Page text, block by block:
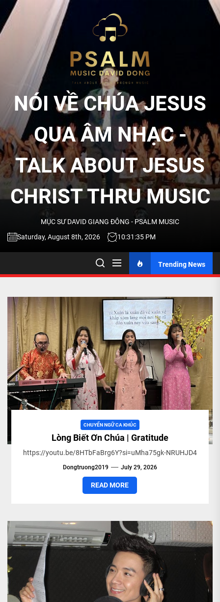
Skip
the
QUA
ÂM
NHẠC
TALK
THRU
NÓI VỀ CHÚA JESUS
QUA ÂM NHẠC -
TALK ABOUT JESUS
CHRIST THRU MUSIC
MỤC SƯ DAVID GIANG ĐÔNG - PSALM MUSIC
Saturday, August 8th, 2026
10:31:36 PM
Trending News
CHUYỂN NGỮ CA KHÚC
Lòng Biết Ơn Chúa | Gratitude
https://youtu.be/8HTbFaBrg6Y?si=uMha75gk-NRUHJD4
Dongtruong2019 July 29, 2026
READ MORE